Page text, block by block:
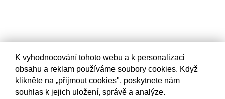
K vyhodnocování tohoto webu a k personalizaci
obsahu a reklam používáme soubory cookies. Když
klikněte na „přijmout cookies", poskytnete nám
souhlas k jejich uložení, správě a analýze.